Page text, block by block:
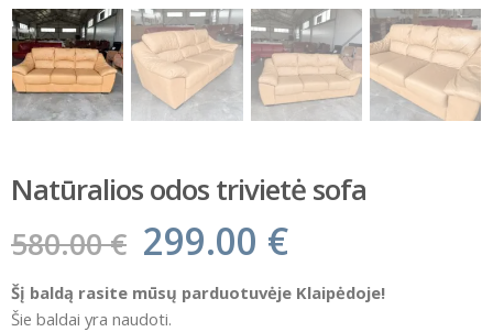
Natūralios odos trivietė sofa
580.00€ 299.00 €
Šį baldą rasite mūsų parduotuvėje Klaipėdoje!
Šie baldai yra naudoti.